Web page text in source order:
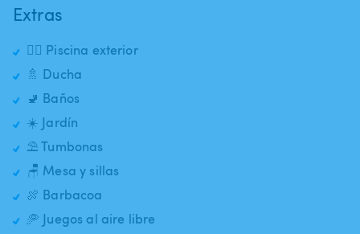
Extras
🏊‍♂️ Piscina exterior
🚿 Ducha
🚽 Baños
☀️ Jardín
⛱️ Tumbonas
🪑 Mesa y sillas
🍖 Barbacoa
🥏 Juegos al aire libre